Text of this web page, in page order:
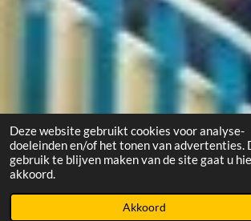
Deze website gebruikt cookies voor analyse-
doeleinden en/of het tonen van advertenties.
gebruik te blijven maken van de site gaat u
akkoord.
AkkoordInstagram